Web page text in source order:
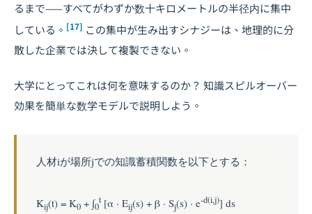
るまで——すべてがわずか数十キロメートルの半径内に集中
している。 [17] この集中が生み出すシナジーは、地理的に分
散した企業では決して複製できない。
大学にとってこれは何を意味するのか？ 知識スピルオーバー
効果を簡単な数学モデルで説明しよう。
人材iが場所jでの知識蓄積関数を以下とする：
Kij(t) = K0 + ∫0
t[α · Eij(s) + β · Sj(s) · e-d(i,j)] ds